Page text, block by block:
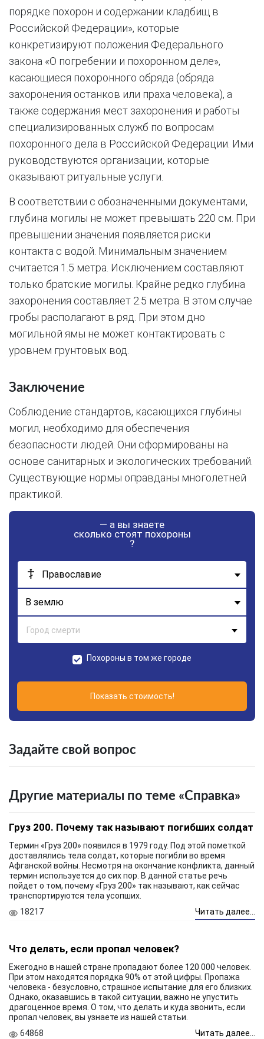
порядке похорон и содержании кладбищ в
Российской Федерации», которые
конкретизируют положения Федерального
закона «О погребении и похоронном деле»,
касающиеся похоронного обряда (обряда
захоронения останков или праха человека), а
также содержания мест захоронения и работы
специализированных служб по вопросам
похоронного дела в Российской Федерации. Ими
руководствуются организации, которые
оказывают ритуальные услуги.
В соответствии с обозначенными документами,
глубина могилы не может превышать 220 см. При
превышении значения появляется риски
контакта с водой. Минимальным значением
считается 1.5 метра. Исключением составляют
только братские могилы. Крайне редко глубина
захоронения составляет 2.5 метра. В этом случае
гробы располагают в ряд. При этом дно
могильной ямы не может контактировать с
уровнем грунтовых вод.
Заключение
Соблюдение стандартов, касающихся глубины
могил, необходимо для обеспечения
безопасности людей. Они сформированы на
основе санитарных и экологических требований.
Существующие нормы оправданы многолетней
практикой.
— а вы знаете
сколько стоят похороны
?
Православие
В землю
Похороны в том же городе
Показать стоимость!
Задайте свой вопрос
Другие материалы по теме «Справка»
Груз 200. Почему так называют погибших солдат
Термин «Груз 200» появился в 1979 году. Под этой пометкой
доставлялись тела солдат, которые погибли во время
Афганской войны. Несмотря на окончание конфликта, данный
термин используется до сих пор. В данной статье речь
пойдет о том, почему «Груз 200» так называют, как сейчас
транспортируются тела усопших.
18217
Читать далее...
Что делать, если пропал человек?
Ежегодно в нашей стране пропадают более 120 000 человек.
При этом находятся порядка 90% от этой цифры. Пропажа
человека - безусловно, страшное испытание для его близких.
Однако, оказавшись в такой ситуации, важно не упустить
драгоценное время. О том, что делать и куда звонить, если
пропал человек, вы узнаете из нашей статьи.
64868
Читать далее...